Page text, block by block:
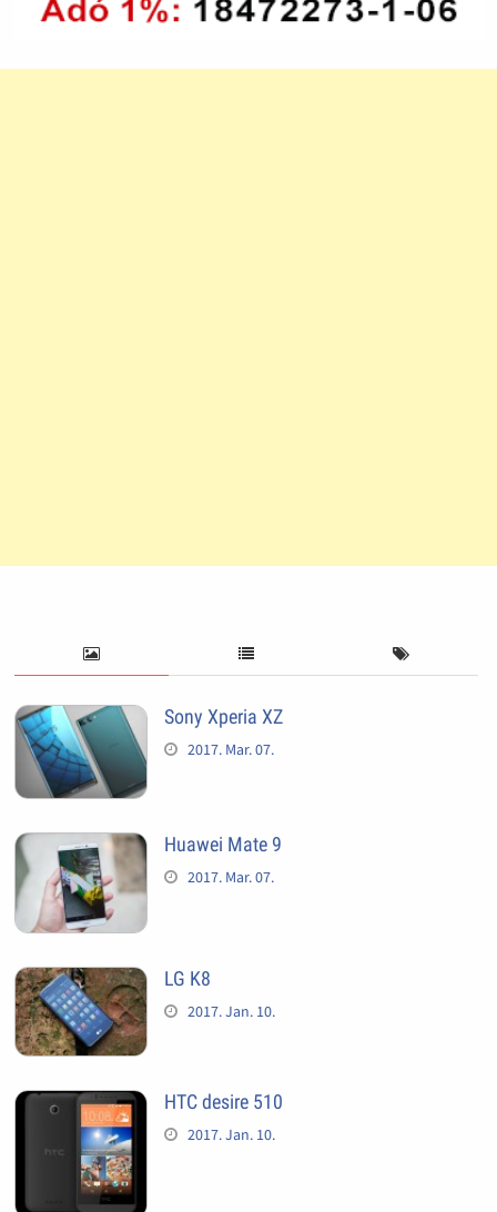
Sony Xperia XZ
2017. Mar. 07.
Huawei Mate 9
2017. Mar. 07.
LG K8
2017. Jan. 10.
HTC desire 510
2017. Jan. 10.